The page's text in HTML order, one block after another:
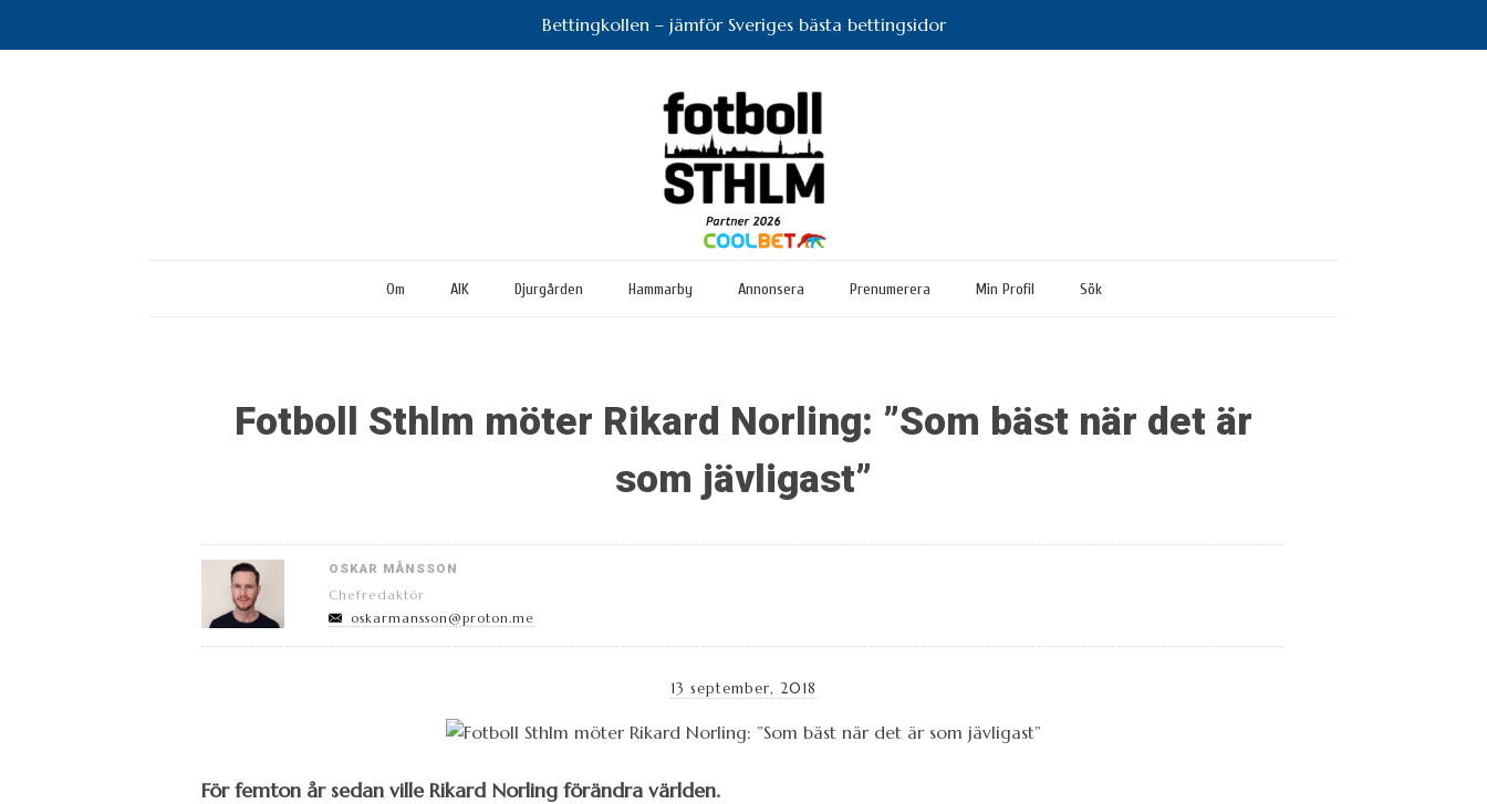
Bettingkollen – jämför Sveriges bästa bettingsidor
Om AIK Djurgården Hammarby Annonsera Prenumerera Min Profil Sök
Fotboll Sthlm möter Rikard Norling: ”Som bäst när det är
som jävligast”
OSKAR MÅNSSON
Chefredaktör
oskarmansson@proton.me
13 september, 2018
För femton år sedan ville Rikard Norling förändra världen.